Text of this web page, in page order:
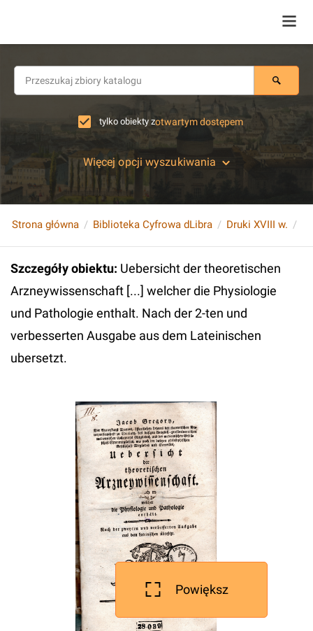
tylko obiekty zotwartym dostępem
Więcej opcji wyszukiwania
Strona główna Biblioteka Cyfrowa dLibra Druki XVIII w.
Szczegóły obiektu: Uebersicht der theoretischen
Arzneywissenschaft [...] welcher die Physiologie
und Pathologie enthalt. Nach der 2-ten und
verbesserten Ausgabe aus dem Lateinischen
ubersetzt.
Powiększ